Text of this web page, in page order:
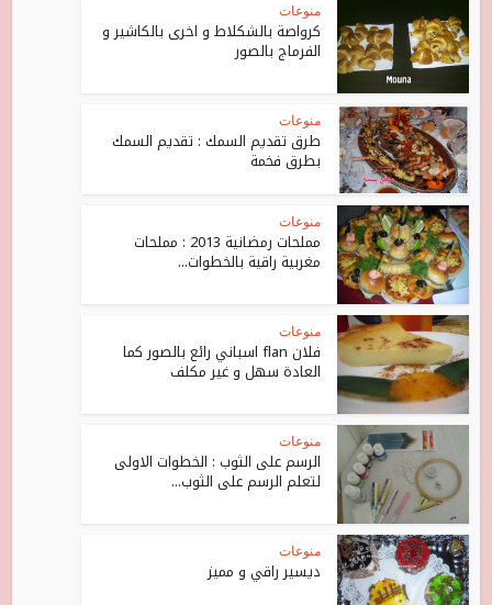
منوعات
كرواصة بالشكلاط و اخرى بالكاشير و
الفرماج بالصور
منوعات
طرق تقديم السمك : تقديم السمك
بطرق فخمة
منوعات
مملحات رمضانية 2013 : مملحات
مغربية راقية بالخطوات...
منوعات
فلان flan اسباني رائع بالصور كما
العادة سهل و غير مكلف
منوعات
الرسم على الثوب : الخطوات الاولى
لتعلم الرسم على الثوب...
منوعات
ديسير راقي و مميز